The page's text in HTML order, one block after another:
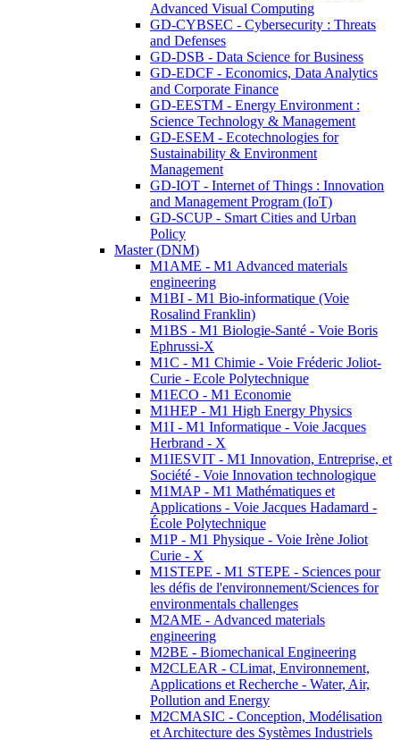
Advanced Visual Computing
GD-CYBSEC - Cybersecurity : Threats
and Defenses
GD-DSB - Data Science for Business
GD-EDCF - Economics, Data Analytics
and Corporate Finance
GD-EESTM - Energy Environment :
Science Technology & Management
GD-ESEM - Ecotechnologies for
Sustainability & Environment
Management
GD-IOT - Internet of Things : Innovation
and Management Program (IoT)
GD-SCUP - Smart Cities and Urban
Policy
Master (DNM)
M1AME - M1 Advanced materials
engineering
M1BI - M1 Bio-informatique (Voie
Rosalind Franklin)
M1BS - M1 Biologie-Santé - Voie Boris
Ephrussi-X
M1C - M1 Chimie - Voie Fréderic Joliot-
Curie - Ecole Polytechnique
M1ECO - M1 Economie
M1HEP - M1 High Energy Physics
M1I - M1 Informatique - Voie Jacques
Herbrand - X
M1IESVIT - M1 Innovation, Entreprise, et
Société - Voie Innovation technologique
M1MAP - M1 Mathématiques et
Applications - Voie Jacques Hadamard -
École Polytechnique
M1P - M1 Physique - Voie Irène Joliot
Curie - X
M1STEPE - M1 STEPE - Sciences pour
les défis de l'environnement/Sciences for
environmentals challenges
M2AME - Advanced materials
engineering
M2BE - Biomechanical Engineering
M2CLEAR - CLimat, Environnement,
Applications et Recherche - Water, Air,
Pollution and Energy
M2CMASIC - Conception, Modélisation
et Architecture des Systèmes Industriels